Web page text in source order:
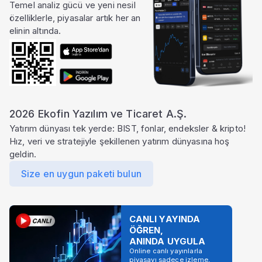
Temel analiz gücü ve yeni nesil
özelliklerle, piyasalar artık her an
elinin altında.
2026 Ekofin Yazılım ve Ticaret A.Ş.
Yatırım dünyası tek yerde: BIST, fonlar, endeksler & kripto!
Hız, veri ve stratejiyle şekillenen yatırım dünyasına hoş
geldin.
Size en uygun paketi bulun
CANLI YAYINDA
ÖĞREN,
ANINDA UYGULA
Online canlı yayınlarla
piyasayı sadece izleme,